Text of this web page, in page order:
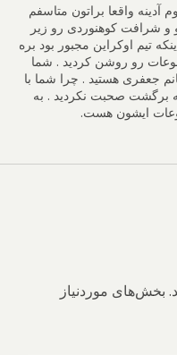
واقعا براتون متاسفم
و شرافت کوهنوردی رو زیر
تیم اوکراین مجبور بود بره
رو روشن کردید . شما
جعفری هستید . چرا شما با
برگشت صحبت نکردید . به
ایشون هست.
بخش‌های موردنیاز